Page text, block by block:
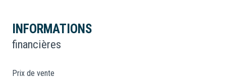
INFORMATIONS
financières
Prix de vente